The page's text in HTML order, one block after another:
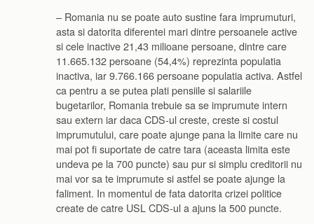
– Romania nu se poate auto sustine fara imprumuturi,
asta si datorita diferentei mari dintre persoanele active
si cele inactive 21,43 milioane persoane, dintre care
11.665.132 persoane (54,4%) reprezinta populatia
inactiva, iar 9.766.166 persoane populatia activa. Astfel
ca pentru a se putea plati pensiile si salariile
bugetarilor, Romania trebuie sa se imprumute intern
sau extern iar daca CDS-ul creste, creste si costul
imprumutului, care poate ajunge pana la limite care nu
mai pot fi suportate de catre tara (aceasta limita este
undeva pe la 700 puncte) sau pur si simplu creditorii nu
mai vor sa te imprumute si astfel se poate ajunge la
faliment. In momentul de fata datorita crizei politice
create de catre USL CDS-ul a ajuns la 500 puncte.